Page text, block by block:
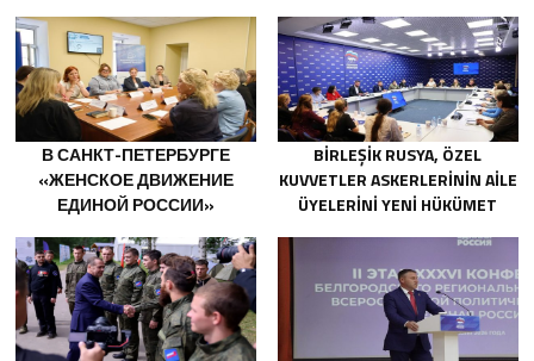
SÜRECINI BASITLEŞTIRME
KARARINI DESTEKLIYOR
«НОВАЯ ВЫСОТА»
В САНКТ-ПЕТЕРБУРГЕ
«ЖЕНСКОЕ ДВИЖЕНИЕ
ЕДИНОЙ РОССИИ»
ПРЕДЛОЖЕНИЯ ПО
РАЗВИТИЮ ГОРОДСКИХ
ПРОГРАММ ПОДДЕРЖКИ
ЖЕНЩИН
BIRLEŞIK RUSYA, ÖZEL
KUVVETLER ASKERLERININ AILE
ÜYELERINI YENI HÜKÜMET